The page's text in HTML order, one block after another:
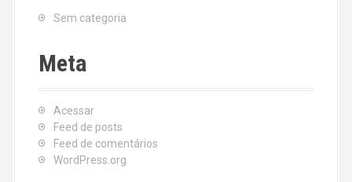
Sem categoria
Meta
Acessar
Feed de posts
Feed de comentários
WordPress.org